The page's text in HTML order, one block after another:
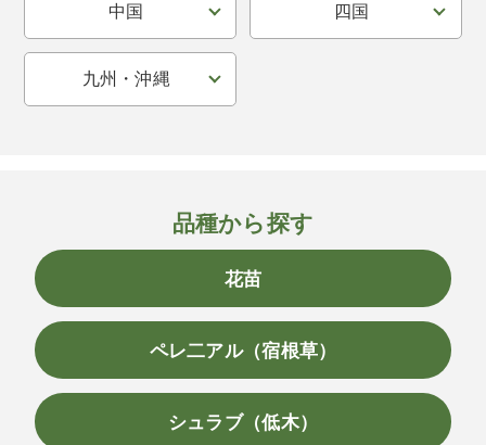
中国 四国
九州・沖縄
品種から探す
花苗
ペレ二アル（宿根草）
シュラブ（低木）